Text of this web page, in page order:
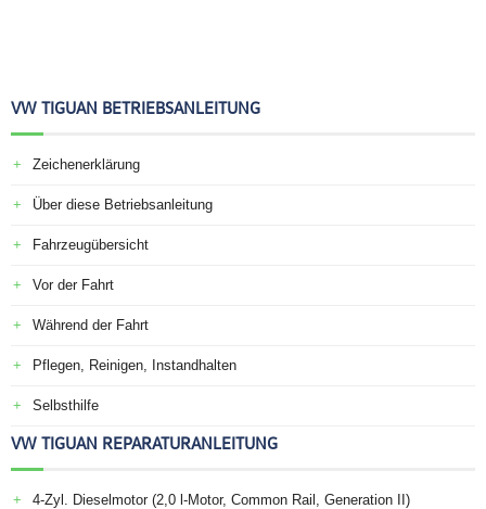
VW TIGUAN BETRIEBSANLEITUNG
Zeichenerklärung
Über diese Betriebsanleitung
Fahrzeugübersicht
Vor der Fahrt
Während der Fahrt
Pflegen, Reinigen, Instandhalten
Selbsthilfe
VW TIGUAN REPARATURANLEITUNG
4-Zyl. Dieselmotor (2,0 l-Motor, Common Rail, Generation II)